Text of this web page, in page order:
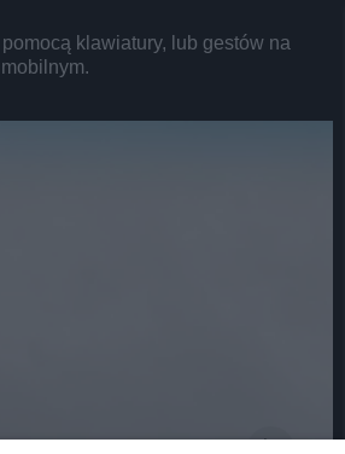
klawiatury, lub gestów na